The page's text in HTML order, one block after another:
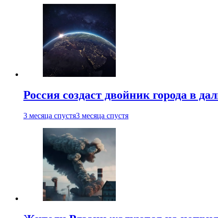
Россия создаст двойник города в
3 месяца спустя3 месяца спустя